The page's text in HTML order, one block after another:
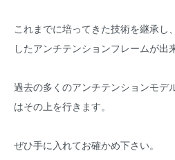
これまでに培ってきた技術を継承し
したアンチテンションフレームが出
過去の多くのアンチテンションモデ
はその上を行きます。
ぜひ手に入れてお確かめ下さい。